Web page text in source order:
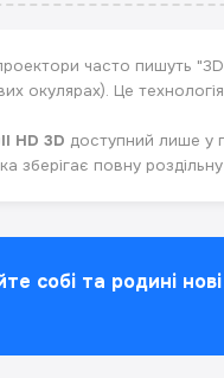
часто пишуть
окулярах). Це
HD 3D доступний лише у
зберігає повну
собі та родині